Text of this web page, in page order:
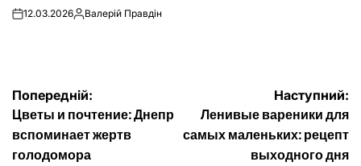
on12.03.2026Опубліковано
Валерій Правдін
Навігація
записів
Попередній:
Цветы и почтение: Днепр
вспоминает жертв
голодомора
Наступний:
Ленивые вареники для
самых маленьких: рецепт
выходного дня